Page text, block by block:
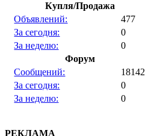
Купля/Продажа
Объявлений:
477
За сегодня:
0
За неделю:
0
Форум
Сообщений:
18142
За сегодня:
0
За неделю:
0
РЕКЛАМА